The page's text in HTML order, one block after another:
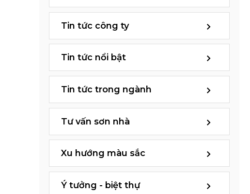
Tin tức công ty
Tin tức nổi bật
Tin tức trong ngành
Tư vấn sơn nhà
Xu hướng màu sắc
Ý tưởng - biệt thự